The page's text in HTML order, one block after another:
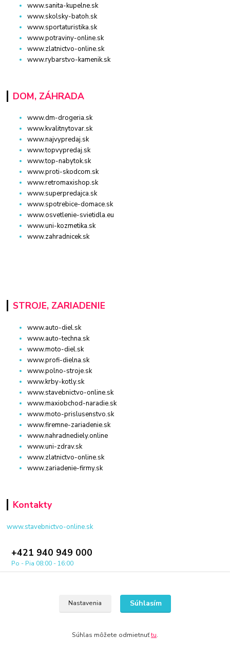
www.sanita-kupelne.sk
www.skolsky-batoh.sk
www.sportaturistika.sk
www.potraviny-online.sk
www.zlatnictvo-online.sk
www.rybarstvo-kamenik.sk
DOM, ZÁHRADA
www.dm-drogeria.sk
www.kvalitnytovar.sk
www.najvypredaj.sk
www.topvypredaj.sk
www.top-nabytok.sk
www.proti-skodcom.sk
www.retromaxishop.sk
www.superpredajca.sk
www.spotrebice-domace.sk
www.osvetlenie-svietidla.eu
www.uni-kozmetika.sk
www.zahradnicek.sk
STROJE, ZARIADENIE
www.auto-diel.sk
www.auto-techna.sk
www.moto-diel.sk
www.profi-dielna.sk
www.polno-stroje.sk
www.krby-kotly.sk
www.stavebnictvo-online.sk
www.maxiobchod-naradie.sk
www.moto-prislusenstvo.sk
www.firemne-zariadenie.sk
www.nahradnediely.online
www.uni-zdrav.sk
www.zlatnictvo-online.sk
www.zariadenie-firmy.sk
Kontakty
www.stavebnictvo-online.sk
+421 940 949 000
Po - Pia 08:00 - 16:00
Nastavenia Súhlasím
Súhlas môžete odmietnuťtu.